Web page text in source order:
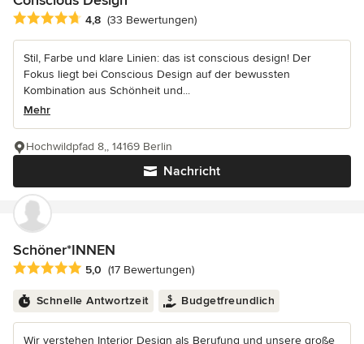
Durchschnittliche Bewertung: 4.8 von 5 Sternen
4,8 (33 Bewertungen)
Stil, Farbe und klare Linien: das ist conscious design! Der
Fokus liegt bei Conscious Design auf der bewussten
Kombination aus Schönheit und...
Mehr
Nachricht
Hochwildpfad 8,, 14169 Berlin
Schöner*INNEN
Durchschnittliche Bewertung: 5 von 5 Sternen
5,0 (17 Bewertungen)
Schnelle Antwortzeit Budgetfreundlich
Wir verstehen Interior Design als Berufung und unsere große